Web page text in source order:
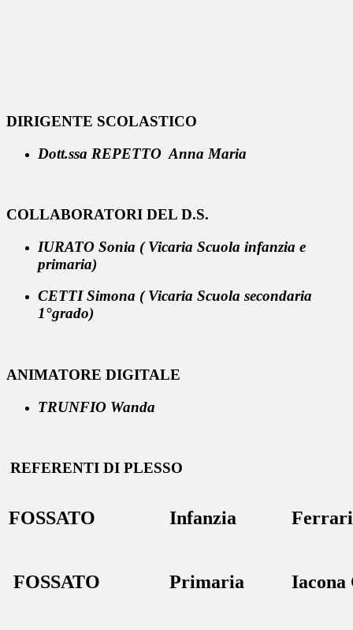
DIRIGENTE SCOLASTICO
Dott.ssa REPETTO Anna Maria
COLLABORATORI DEL D.S.
IURATO Sonia ( Vicaria Scuola infanzia e
primaria)
CETTI Simona ( Vicaria Scuola secondaria
1°grado)
ANIMATORE DIGITALE
TRUNFIO Wanda
REFERENTI DI PLESSO
FOSSATO Infanzia
FOSSATO Primaria Iacona